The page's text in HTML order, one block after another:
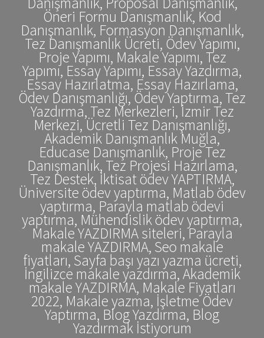
Öneri Formu Danışmanlık, Kod
Danışmanlık, Formasyon Danışmanlık,
Tez Danışmanlık Ücreti, Ödev Yapımı,
Proje Yapımı, Makale Yapımı, Tez
Yapımı, Essay Yapımı, Essay Yazdırma,
Essay Hazırlatma, Essay Hazırlama,
Ödev Danışmanlığı, Ödev Yaptırma, Tez
Yazdırma, Tez Merkezleri, İzmir Tez
Merkezi, Ücretli Tez Danışmanlığı,
Akademik Danışmanlık Muğla,
Educase Danışmanlık, Proje Tez
Danışmanlık, Tez Projesi Hazırlama,
Tez Destek, İktisat ödev YAPTIRMA,
Üniversite ödev yaptırma, Matlab ödev
yaptırma, Parayla matlab ödevi
yaptırma, Mühendislik ödev yaptırma,
Makale YAZDIRMA siteleri, Parayla
makale YAZDIRMA, Seo makale
fiyatları, Sayfa başı yazı yazma ücreti,
İngilizce makale yazdırma, Akademik
makale YAZDIRMA, Makale Fiyatları
2022, Makale yazma, İşletme Ödev
Yaptırma, Blog Yazdırma, Blog
Yazdırmak İstiyorum